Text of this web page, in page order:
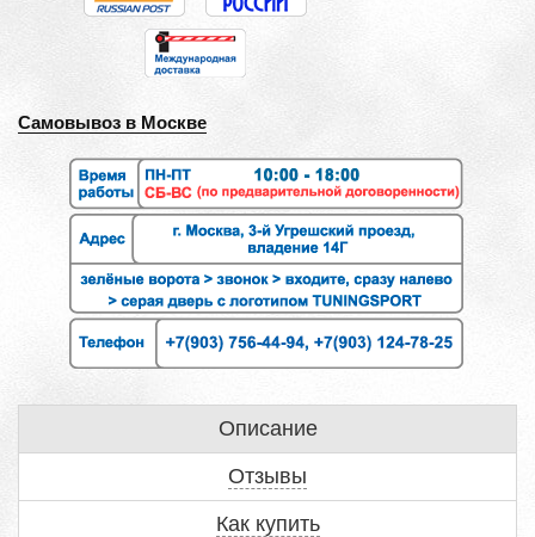
Самовывоз в Москве
Описание
Отзывы
Как купить